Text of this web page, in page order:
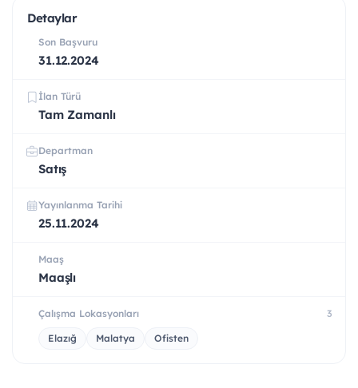
Detaylar
Son Başvuru
31.12.2024
İlan Türü
Tam Zamanlı
Departman
Satış
Yayınlanma Tarihi
25.11.2024
Maaş
Maaşlı
Çalışma Lokasyonları 3
Elazığ Malatya Ofisten